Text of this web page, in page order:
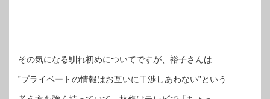
その気になる馴れ初めについてですが、裕子さんは
”プライベートの情報はお互いに干渉しあわない”という